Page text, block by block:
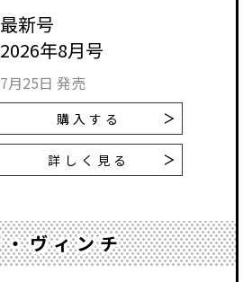
最新号
2026年8月号
7月25日 発売
購入する
詳しく見る
・ヴィンチ